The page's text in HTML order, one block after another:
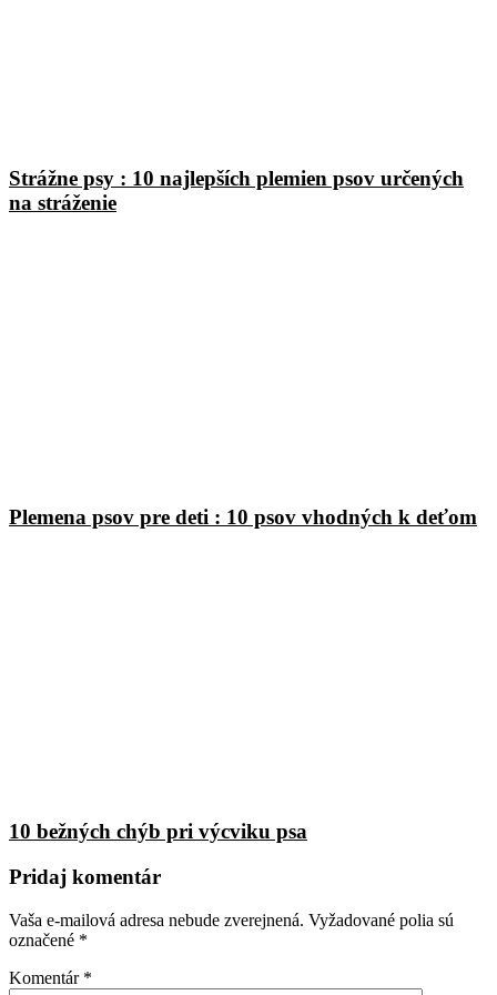
Strážne psy : 10 najlepších plemien psov určených
na stráženie
Plemena psov pre deti : 10 psov vhodných k deťom
10 bežných chýb pri výcviku psa
Pridaj komentár
Vaša e-mailová adresa nebude zverejnená. Vyžadované polia sú
označené *
Komentár *